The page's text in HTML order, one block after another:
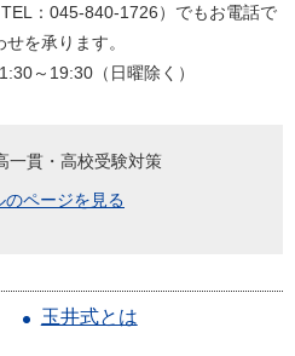
：045-840-1726）でもお電話で
を承ります。
～19:30（日曜除く）
一貫・高校受験対策
ページを見る
玉井式とは